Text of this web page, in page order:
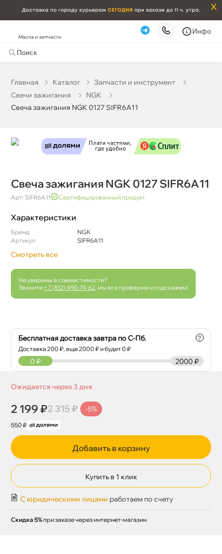
x
Масла и запчасти
Инфо
Главная Катало
Запчасти и инструмент
Свечи зажигания
NGK
Свеча зажигания NGK 0127 SIFR6A11
Свеча зажигания NGK 0127 SIFR6A11
Арт: SIFR6A11 Сертифицированный продукт
Характеристики
Бренд
NGK
Артикул
SIFR6A11
Смотреть все
Не уверены в совместимости?
Звоните +7 (812) 490-74-62 , мы все проверим и подскажем!
Бесплатная доставка завтра по С-Пб.
Доставка200 ₽, еще2000 ₽ и будет 0 ₽
?
2000 ₽
0 ₽
Ожидается через 3 дня
2 199 ₽2 315 ₽ -5%
550 ₽
Добавить в корзину
Купить в 1 клик
С юридическими лицами работаем по счету
Скидка 5% при заказе через интернет-магазин
Бесплатная Завтра, 07.08 (при заказе от 2000₽)
Самовывоз